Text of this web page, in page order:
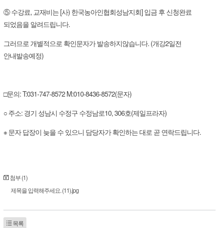
⑤ 수강료, 교재비는 [사) 한국농아인협회성남지회] 입금 후 신청완료
되었음을 알려드립니다.
그러므로 개별적으로 확인문자가 발송하지않습니다. (개강2일전
안내발송예정)
□문의: T:031-747-8572 M:010-8436-8572(문자)
○ 주소: 경기 성남시 수정구 수정남로10, 306호(제일프라자)
※ 문자 답장이 늦을 수 있으니 담당자가 확인하는 대로 곧 연락드립니다.
첨부 (1)
제목을 입력해주세요. (11).jpg
목록